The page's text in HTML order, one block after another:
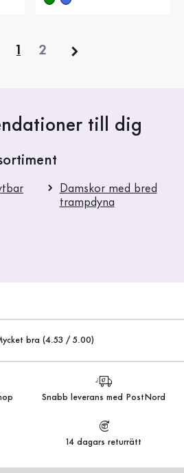
1 2
till dig
Damskor med bred
trampdyna
bra (4.53 / 5.00)
Snabb leverans med PostNord
14 dagars returrätt